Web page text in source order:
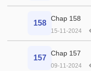
158
Chap 158
15-11-2024
157
Chap 157
09-11-2024